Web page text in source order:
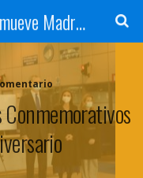
El blog de la EMT | Nos mueve Madrid
Conmemorativos